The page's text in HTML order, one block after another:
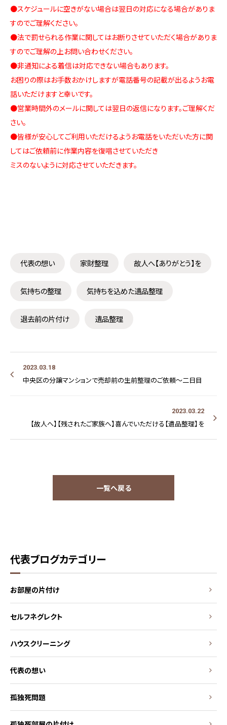
●スケジュールに空きがない場合は翌日の対応になる場合がありま
すのでご理解ください。
●法で罰せられる作業に関してはお断りさせていただく場合がありま
すのでご理解の上お問い合わせください。
●非通知による着信は対応できない場合もあります。
お困りの際はお手数おかけしますが電話番号の記載が出るようお電
話いただけますと幸いです。
●営業時間外のメールに関しては翌日の返信になります。ご理解くだ
さい。
●皆様が安心してご利用いただけるようお電話をいただいた方に関
してはご依頼前に作業内容を復唱させていただき
ミスのないように対応させていただきます。
代表の想い 家財整理 故人へ【ありがとう】を
気持ちの整理 気持ちを込めた遺品整理
退去前の片付け 遺品整理
2023.03.18
中央区の分譲マンションで売却前の生前整理のご依頼～二日目
2023.03.22
【故人へ】【残されたご家族へ】喜んでいただける【遺品整理】を
一覧へ戻る
代表ブログカテゴリー
お部屋の片付け
セルフネグレクト
ハウスクリーニング
代表の想い
孤独死問題